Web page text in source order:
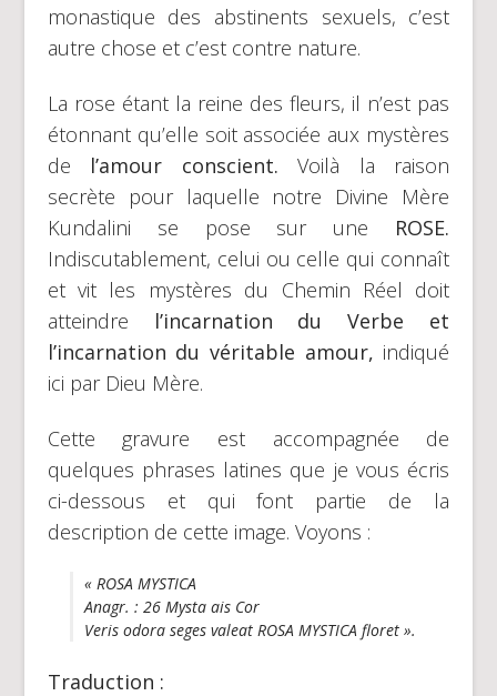
monastique des abstinents sexuels, c’est
autre chose et c’est contre nature.
La rose étant la reine des fleurs, il n’est pas
étonnant qu’elle soit associée aux mystères
de l’amour conscient.Voilà la raison
secrète pour laquelle notre Divine Mère
Kundalini se pose sur une ROSE.
Indiscutablement, celui ou celle qui connaît
et vit les mystères du Chemin Réel doit
atteindre
l’incarnation du Verbe et
l’incarnation du véritable amour, indiqué
ici par Dieu Mère.
Cette gravure est accompagnée de
quelques phrases latines que je vous écris
ci-dessous et qui font partie de la
description de cette image. Voyons :
« ROSA MYSTICA
Anagr. : 26 Mysta ais Cor
Veris odora seges valeat ROSA MYSTICA floret ».
Traduction :